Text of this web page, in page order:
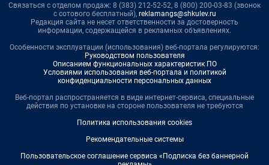
Связаться с отделом продаж: 8 (383) 212-52-52, 8 (800) 200-03-83 (звонок
с сотового бесплатный), reklamangs@shkulev.ru
Редакция сайта не несет ответственности за достоверность
информации, содержащейся в рекламных объявлениях.
Особенности эксплуатации (использования) веб-портала регулируются:
Руководством пользователя
Описанием функциональных характеристик ПО
Условиями использования веб-портала и политикой
конфиденциальности персональных данных
Веб-портал распространяется в виде интернет-сервиса, специальные
действия по установке на стороне пользователя не требуются
Политика использования cookies
Рекомендательные системы
Пользовательское соглашение сервиса «Подписка без баннерной